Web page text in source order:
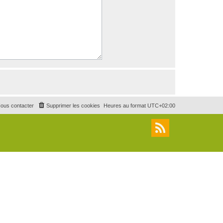
Heures au format UTC+02:00
Supprimer les cookies
contacter